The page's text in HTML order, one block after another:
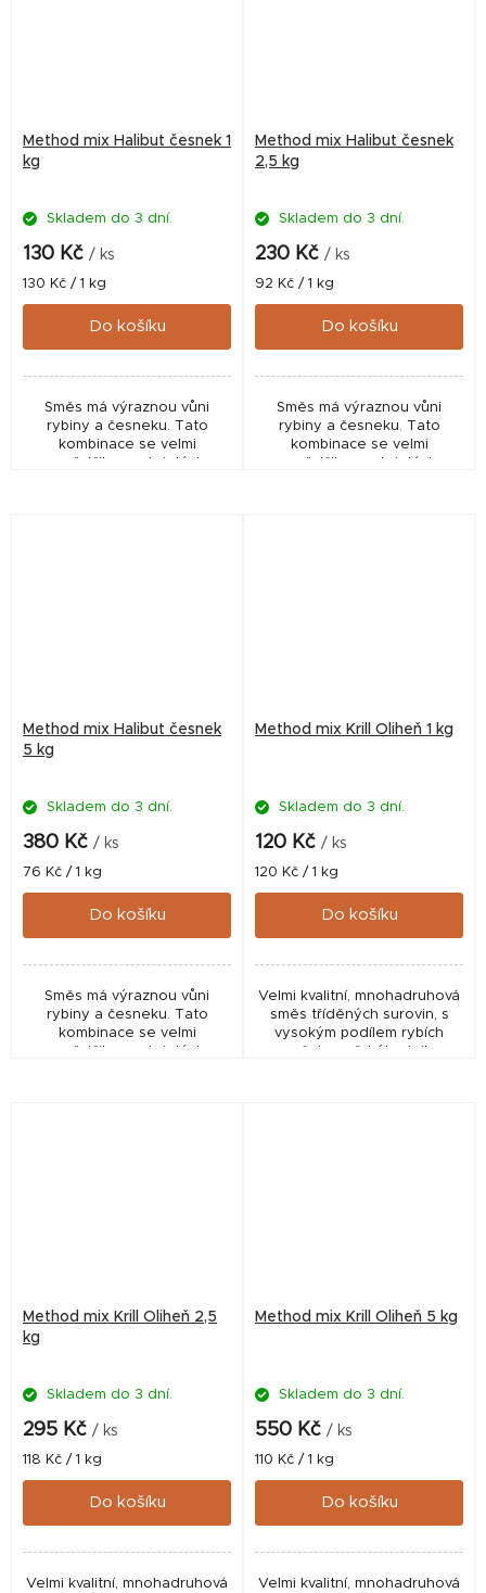
Method mix Halibut česnek 1
kg
Skladem do 3 dní.
130 Kč / ks
Měrná
cena:
130 Kč / 1 kg
Do košíku
Směs má výraznou vůni
rybiny a česneku. Tato
kombinace se velmi
Method mix Halibut česnek
2,5 kg
Skladem do 3 dní.
230 Kč / ks
Měrná
cena:
92 Kč / 1 kg
Do košíku
Směs má výraznou vůni
rybiny a česneku. Tato
kombinace se velmi
Method mix Halibut česnek
5 kg
Skladem do 3 dní.
380 Kč / ks
Měrná
cena:
76 Kč / 1 kg
Do košíku
Směs má výraznou vůni
rybiny a česneku. Tato
kombinace se velmi
osvědčila na stojatých,
Method mix Krill Oliheň 1 kg
Skladem do 3 dní.
120 Kč / ks
Měrná
cena:
120 Kč / 1 kg
Do košíku
Velmi kvalitní, mnohadruhová
směs tříděných surovin, s
vysokým podílem rybích
mouček, mořského krilu a
Method mix Krill Oliheň 2,5
kg
Skladem do 3 dní.
295 Kč / ks
Měrná
cena:
118 Kč / 1 kg
Do košíku
Velmi kvalitní, mnohadruhová
Method mix Krill Oliheň 5 kg
Skladem do 3 dní.
550 Kč / ks
Měrná
cena:
110 Kč / 1 kg
Do košíku
Velmi kvalitní, mnohadruhová